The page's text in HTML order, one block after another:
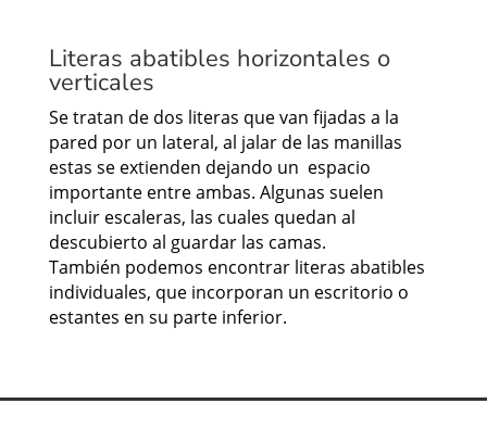
Literas abatibles horizontales o
verticales
Se tratan de dos literas que van fijadas a la
pared por un lateral, al jalar de las manillas
estas se extienden dejando un espacio
importante entre ambas. Algunas suelen
incluir escaleras, las cuales quedan al
descubierto al guardar las camas.
También podemos encontrar literas abatibles
individuales, que incorporan un escritorio o
estantes en su parte inferior.